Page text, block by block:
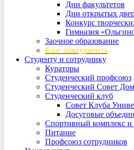
Дни факультетов
Дни открытых
Конкурс
Гимназия
Заочное образование
Блог абитуриента
Студенту и сотруднику
Кураторы
Студенческий профсоюз
Студенческий Совет
Студенческий клуб
Совет Клуба
Досуговые
Спортивный комплекс и
Питание
Профсоюз сотрудников